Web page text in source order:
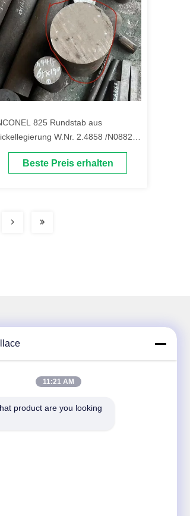
825 Rundstab aus
W.Nr. 2.4858 /N08825
Legierungsstab
Beste Preis erhalten
für Rabatte und
11:21 AM
product are you looking